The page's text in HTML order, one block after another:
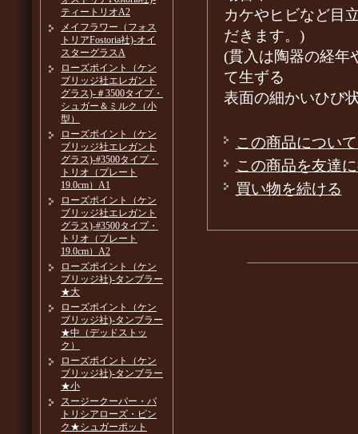
カケやヒビなど目
だきます。)
(貫入は陶器の経年
て生ずる
表面の細かいひび
この商品につい
この商品を友達
買い物を続ける
ティートリオA2
メイフラワー（フォス
トリアFostoria社)-オイ
スターグラスA
ローズポイント（ケン
ブリッジ社エレガント
グラス)-＃3500タイプ・
シュガー＆ミルク（小
型）
ローズポイント（ケン
ブリッジ社エレガント
グラス)-#3500タイプ・
トリオ（プレート
19.0cm）A1
ローズポイント（ケン
ブリッジ社エレガント
グラス)-#3500タイプ・
トリオ（プレート
19.0cm）A2
ローズポイント（ケン
ブリッジ社)-タンブラー
★大
ローズポイント（ケン
ブリッジ社)-タンブラー
★中（デッドストッ
ク）
ローズポイント（ケン
ブリッジ社)-タンブラー
★小
スージークーパー・パ
トリシアローズ・ピン
ク★シュガーポット